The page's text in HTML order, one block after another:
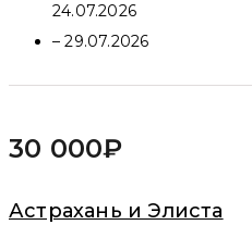
24.07.2026
– 29.07.2026
30 000₽
Астрахань и Элиста